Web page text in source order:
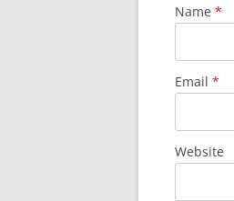
Name *
Email *
Website